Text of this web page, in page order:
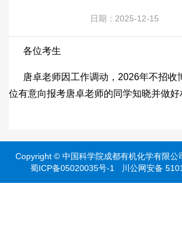
日期：2025-12-15
各位考生
唐卓老师因工作调动，2026年不招收
位有意向报考唐卓老师的同学知晓并做好
Copyright © 中国科学院成都有机化学有限公
蜀ICP备05020035号-1
川公网安备